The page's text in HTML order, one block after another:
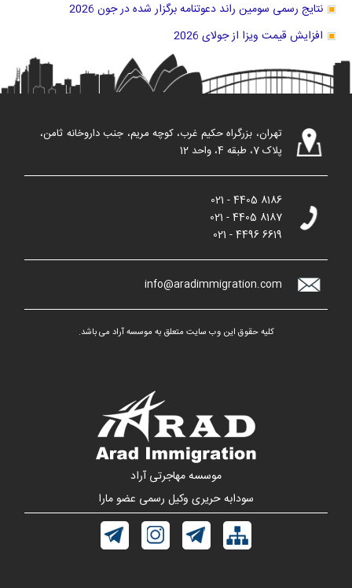
نتایج رسمی سومین راند دعوتنامه برگزار شده در جون 2026
افزایش قیمت ویزا از جولای 2026
تهران، بزرگراه حکیم غرب، کوچه مریم، جنب داروخانه ثامن،
پلاک 7، طبقه 4، واحد 12
021 - 4405 8186
021 - 4405 8187
021 - 4496 6619
info@aradimmigration.com
کلیه حقوق این وب سایت متعلق به موسسه آراد می باشد.
موسسه مهاجرتی آراد
سودابه حریری وکیل رسمی عضو مارا